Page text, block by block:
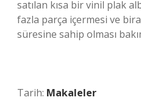
satılan kısa bir vinil plak
fazla parça içermesi ve
süresine sahip olması
Tarih: Makaleler